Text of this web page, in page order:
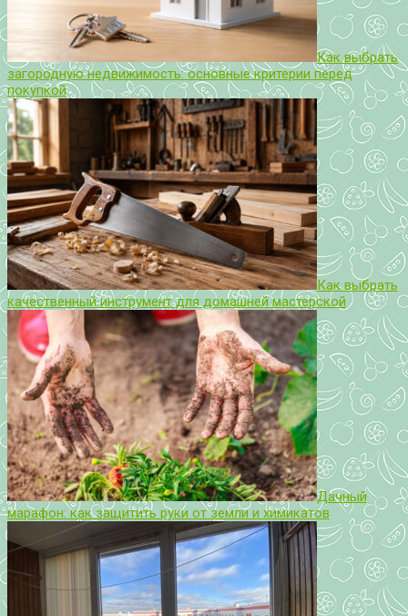
Как выбрать
загородную недвижимость: основные критерии перед
покупкой
Как выбрать
качественный инструмент для домашней мастерской
Дачный
марафон: как защитить руки от земли и химикатов